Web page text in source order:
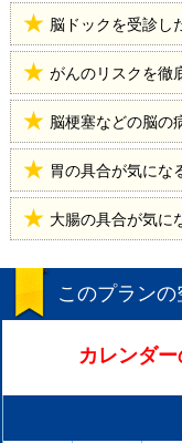
脳ドックを受診し
がんのリスクを徹
脳梗塞などの脳の
胃の具合が気にな
大腸の具合が気に
このプラン
カレンダ